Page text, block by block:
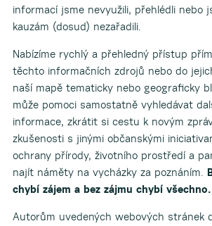
informací jsme nevyužili, přehlédli nebo
kauzám (dosud) nezařadili.
Nabízíme rychlý a přehledný přístup
těchto informačních zdrojů nebo do
naší mapě tematicky nebo geograficky
může pomoci samostatně vyhledávat
informace, zkrátit si cestu k novým
zkušenosti s jinými občanskými
ochrany přírody, životního prostředí a
najít náměty na vycházky za poznáním.
chybí zájem a bez zájmu chybí všechno.
Autorům uvedených webových stránek